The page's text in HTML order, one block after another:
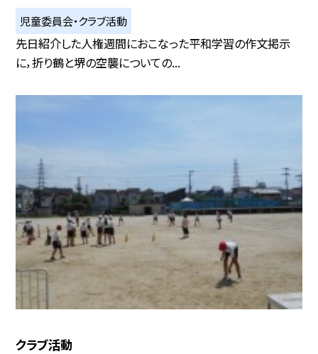
児童委員会・クラブ活動
先日紹介した人権週間におこなった平和学習の作文掲示
に，折り鶴と堺の空襲についての...
クラブ活動